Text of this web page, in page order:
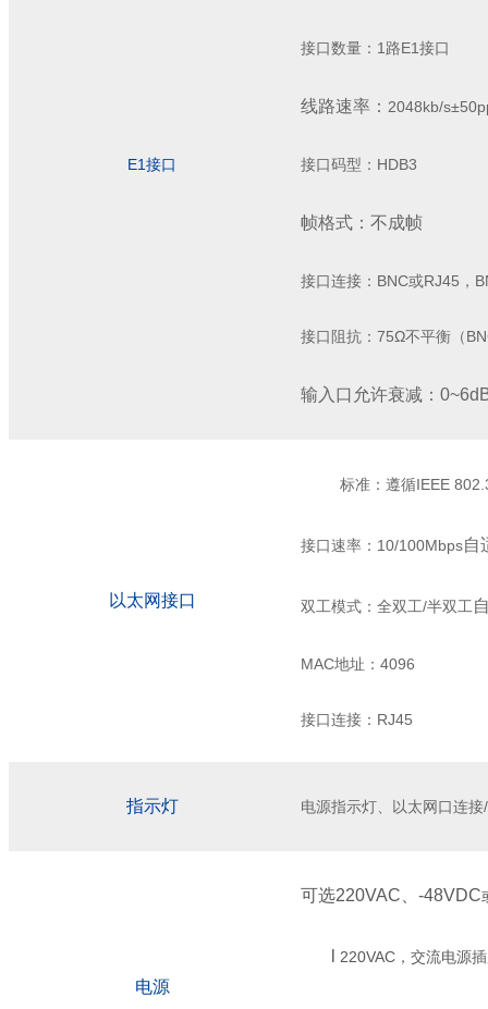
E1接口
接口数量： 1 路E1接口
线路速率： 2048kb/s±
接口码型： HDB3
帧格式：不成帧
接口连接： BNC或RJ45 ，
接口阻抗： 75Ω不平衡（
输入口允许衰减 ：
以太网接口
标准：遵循IEEE
接口速率： 10/100Mbps自
双工模式：全双工/半双工
MAC地址： 4096
接口连接： RJ45
指示灯 电源指示灯、以太网口连接/
电源
可选220VAC -48VDC
220VAC ，交流电源